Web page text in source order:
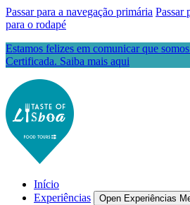
Passar para a navegação primária Passar
para o rodapé
Estamos felizes em comunicar que
Certificada. Saiba mais aqui
Início
Experiências
Open Experiências